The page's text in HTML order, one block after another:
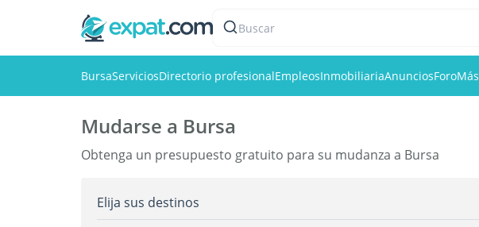
Buscar
BursaServiciosDirectorio profesionalEmpleosInmobiliariaAnunciosForoMás
Mudarse a Bursa
Obtenga un presupuesto gratuito para su mudanza a Bursa
Elija sus destinos